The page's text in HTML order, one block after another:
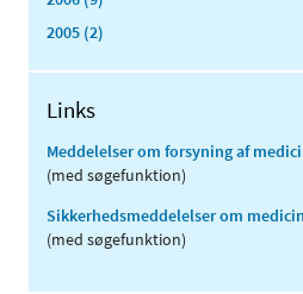
2005 (2)
Links
Meddelelser om forsyning af
(med søgefunktion)
Sikkerhedsmeddelelser om
(med søgefunktion)